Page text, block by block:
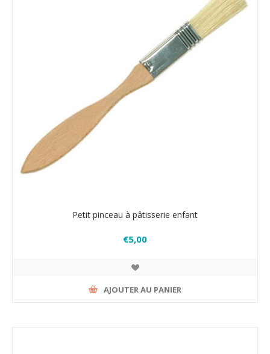
Petit pinceau à pâtisserie enfant
€5,00
AJOUTER AU PANIER